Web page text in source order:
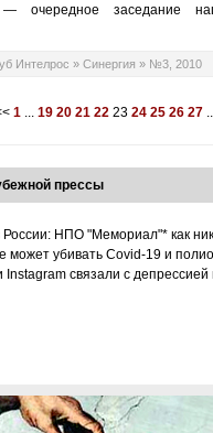
очередное заседание
Интелрос » Синергия » №3, 2010
1 ... 19 20 21 22 23 24 25 26 27
прессы
России: НПО "Мемориал"* как
может убивать Covid-19 и
Instagram связали с